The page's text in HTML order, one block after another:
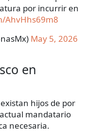
por incurrir en
AhvHhs69m8
May 5, 2026
en
hijos de por
mandatario
necesaria.